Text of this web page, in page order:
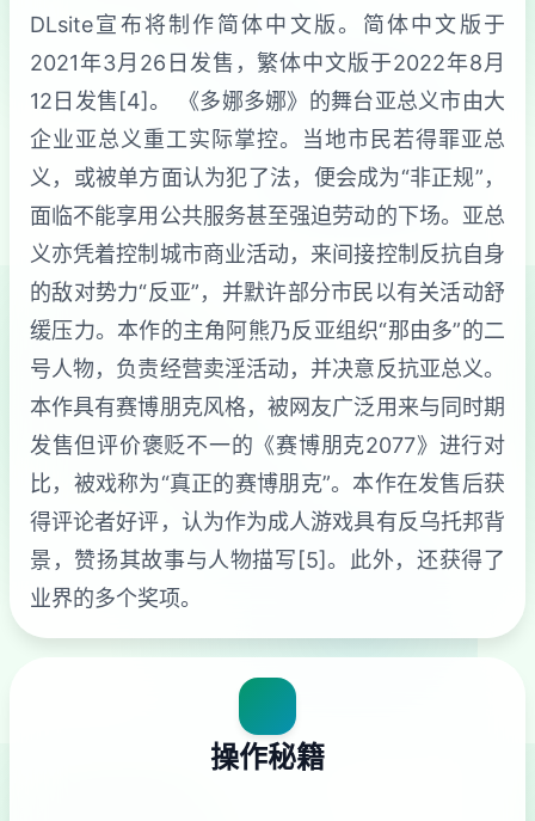
DLsite宣布将制作简体中文版。简体中文版于
2021年3月26日发售，繁体中文版于2022年8月
12日发售[4]。 《多娜多娜》的舞台亚总义市由大
企业亚总义重工实际掌控。当地市民若得罪亚总
义，或被单方面认为犯了法，便会成为“非正规”，
面临不能享用公共服务甚至强迫劳动的下场。亚总
义亦凭着控制城市商业活动，来间接控制反抗自身
的敌对势力“反亚”，并默许部分市民以有关活动舒
缓压力。本作的主角阿熊乃反亚组织“那由多”的二
号人物，负责经营卖淫活动，并决意反抗亚总义。
本作具有赛博朋克风格，被网友广泛用来与同时期
发售但评价褒贬不一的《赛博朋克2077》进行对
比，被戏称为“真正的赛博朋克”。本作在发售后获
得评论者好评，认为作为成人游戏具有反乌托邦背
景，赞扬其故事与人物描写[5]。此外，还获得了
业界的多个奖项。
操作秘籍